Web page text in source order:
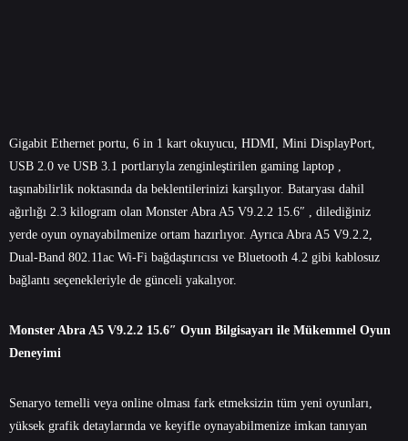
Gigabit Ethernet portu, 6 in 1 kart okuyucu, HDMI, Mini DisplayPort,
USB 2.0 ve USB 3.1 portlarıyla zenginleştirilen gaming laptop
taşınabilirlik noktasında da beklentilerinizi karşılıyor. Bataryası dahil
ağırlığı 2.3 kilogram olan Monster Abra A5 V9.2.2 15.6″ , dilediğiniz
yerde oyun oynayabilmenize ortam hazırlıyor. Ayrıca Abra A5 V9.2.2,
Dual-Band 802.11ac Wi-Fi bağdaştırıcısı ve Bluetooth 4.2 gibi kablosuz
bağlantı seçenekleriyle de günceli yakalıyor.
Monster Abra A5 V9.2.2 15.6″ Oyun Bilgisayarı ile Mükemmel Oyun
Deneyimi
Senaryo temelli veya online olması fark etmeksizin tüm yeni oyunları,
yüksek grafik detaylarında ve keyifle oynayabilmenize imkan tanıyan